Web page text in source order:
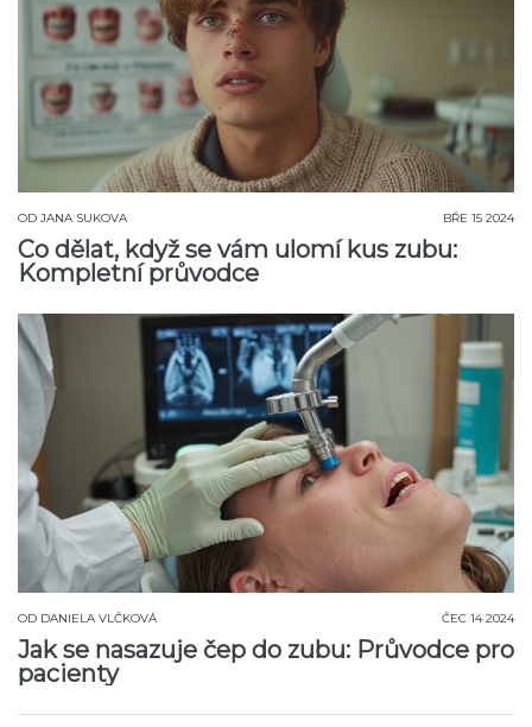
OD JANA SUKOVA BŘE 15 2024
Co dělat, když se vám ulomí kus zubu:
Kompletní průvodce
OD DANIELA VLČKOVÁ ČEC 14 2024
Jak se nasazuje čep do zubu: Průvodce pro
pacienty